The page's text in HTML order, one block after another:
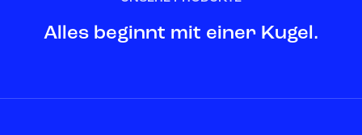
Alles beginnt mit einer Kugel.